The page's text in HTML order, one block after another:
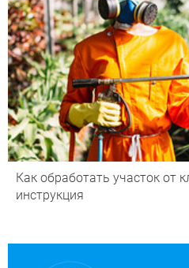
Как обработать участок от
инструкция